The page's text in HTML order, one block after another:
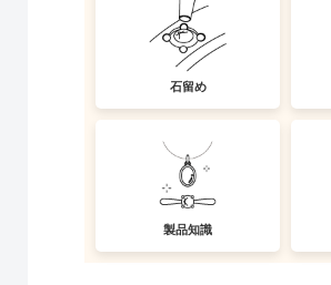
石留め
製品知識